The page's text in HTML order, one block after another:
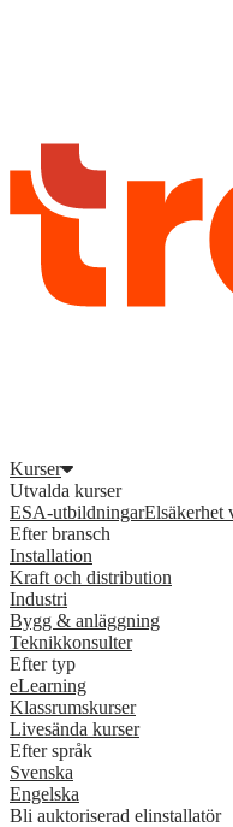
Kurser
Utvalda kurser
ESA-utbildningarElsäkerhet
Efter bransch
Installation
Kraft och distribution
Industri
Bygg & anläggning
Teknikkonsulter
Efter typ
eLearning
Klassrumskurser
Livesända kurser
Efter språk
Svenska
Engelska
Bli auktoriserad elinstallatör